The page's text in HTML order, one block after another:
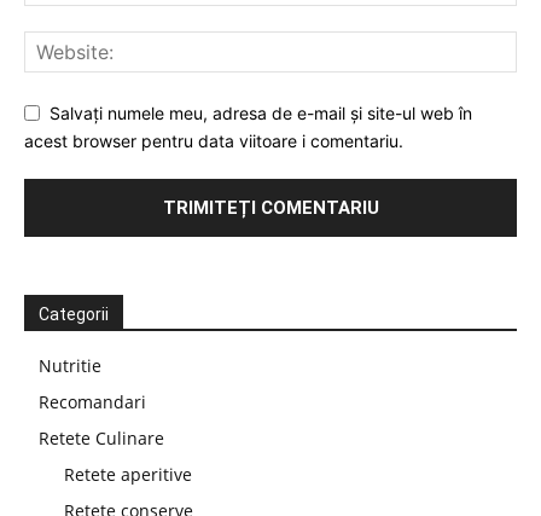
Salvați numele meu, adresa de e-mail și site-ul web în
acest browser pentru data viitoare i comentariu.
Categorii
Nutritie
Recomandari
Retete Culinare
Retete aperitive
Retete conserve